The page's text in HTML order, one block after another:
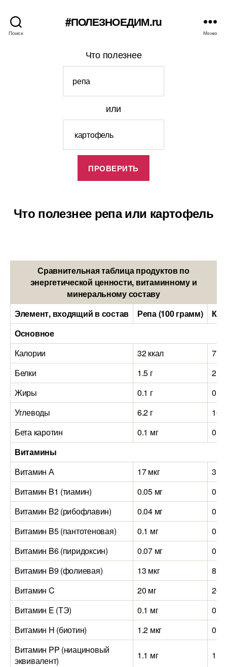
Поиск
#ПОЛЕЗНОЕДИМ.ru
Меню
Что полезнее
или
Что полезнее репа или картофель
Сравнительная таблица продуктов по
энергетической ценности, витаминному и
минеральному составу
Элемент, входящий в состав
Репа (100 грамм)
Основное
Калории
32 ккал
77
Белки
1.5 г
2 г
Жиры
0.1 г
0.4 г
Углеводы
6.2 г
Бета каротин
0.1 мг
Витамины
Витамин А
17 мкг
3
Витамин B1 (тиамин)
0.05 мг
Витамин B2 (рибофлавин)
0.04 мг
Витамин B5 (пантотеновая)
0.1 мг
0.3
Витамин B6 (пиридоксин)
0.07 мг
0.3
Витамин B9 (фолиевая)
13 мкг
8
Витамин C
20 мг
20
Витамин E (ТЭ)
0.1 мг
0.1
Витамин H (биотин)
1.2 мкг
0.1
Витамин PP (ниациновый
эквивалент)
1.1 мг 1.8